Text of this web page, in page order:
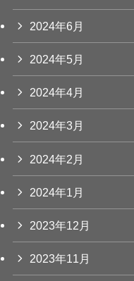
2024年6月
2024年5月
2024年4月
2024年3月
2024年2月
2024年1月
2023年12月
2023年11月